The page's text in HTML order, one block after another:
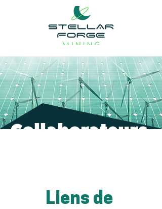
Collaborateurs
Liens de